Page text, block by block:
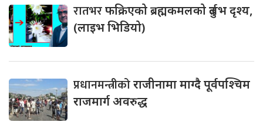
रातभरफक्रिएको ब्रह्मकमलको दुर्लभ दृश्य,
(लाइभ भिडियो)
प्रधानमन्त्रीकोराजीनामा माग्दै पूर्वपश्चिम
राजमार्ग अवरुद्ध